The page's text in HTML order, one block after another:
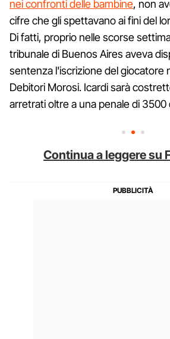
nei confronti delle bambine, non
cifre che gli spettavano ai fini del
Di fatti, proprio nelle scorse
tribunale di Buenos Aires aveva
sentenza l'iscrizione del giocatore
Debitori Morosi. Icardi sarà
arretrati oltre a una penale di 3500
Continua a leggere su